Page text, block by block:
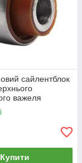
сайлентблок
важеля
Toledo 3, PP-
Купити